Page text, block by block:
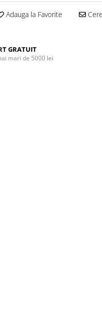
Adauga la Favorite
GRATUIT
mari de 5000 lei